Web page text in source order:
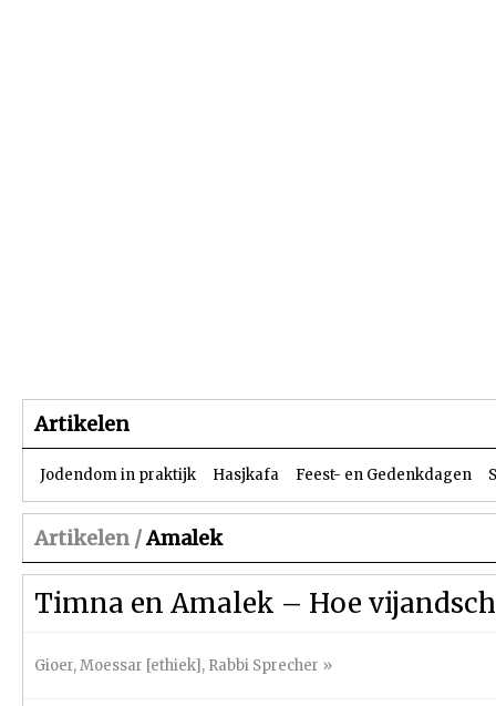
Artikelen
Jodendom in praktijk Hasjkafa Feest- en Gedenkdagen
Artikelen /Amalek
Timna en Amalek – Hoe
Gioer,Moessar [ethiek], Rabbi Sprecher »